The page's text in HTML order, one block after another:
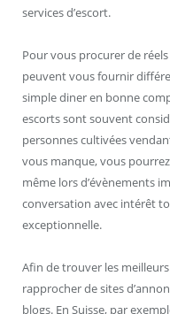
services d’escort.
Pour vous procurer de
peuvent vous fournir
simple diner en bonne
escorts sont souvent
personnes cultivées
vous manque, vous
même lors d’évènements
conversation avec intérêt
exceptionnelle.
Afin de trouver les
rapprocher de sites
blogs. En Suisse, par